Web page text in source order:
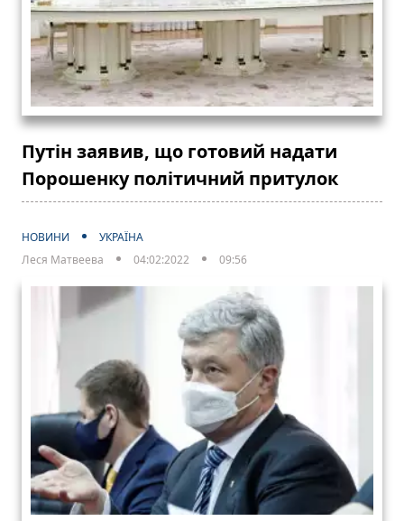
Путін заявив, що готовий надати
Порошенку політичний притулок
НОВИНИ
УКРАЇНА
Леся Матвеева
04:02:2022 09:56